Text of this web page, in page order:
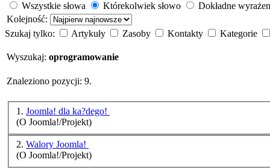
Wszystkie słowa Którekolwiek słowo
Dokładne
Kolejność:
Szukaj tylko:
Artykuły Zasoby Kontakty Kategorie
Wyszukaj: oprogramowanie
Znaleziono pozycji: 9.
1. Joomla! dla ka?dego!
(O Joomla!/Projekt)
2. Walory Joomla!
(O Joomla!/Projekt)